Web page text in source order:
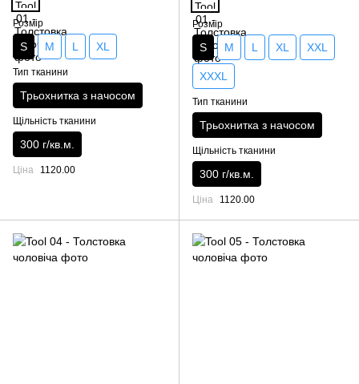
Розмір
S M L XL
Тип тканини
Трьохнитка з начосом
Щільність тканини
300 г/кв.м.
Ціна 1120.00
Розмір
S M L XL XXL
XXXL
Тип тканини
Трьохнитка з начосом
Щільність тканини
300 г/кв.м.
Ціна 1120.00